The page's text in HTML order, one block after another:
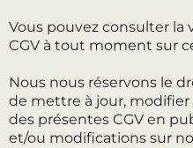
Vous pouvez consulter la
CGV à tout moment sur
Nous nous réservons le
de mettre à jour,
des présentes CGV en
et/ou modifications sur